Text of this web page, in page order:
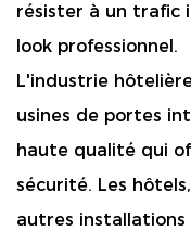
résister à un trafic
look professionnel.
L'industrie
usines de portes
haute qualité qui
sécurité. Les
autres